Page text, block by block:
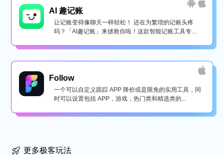
AI 趣记账
让记账变得像聊天一样轻松！ 还在为繁琐的记账头疼
吗？「AI趣记账」来拯救你啦！这款智能记账工具专为
Follow
一个可以自定义跟踪 APP 降价或是限免的实用工具，同
时可以设置包括 APP，游戏，热门类和精选类的...
更多极客玩法